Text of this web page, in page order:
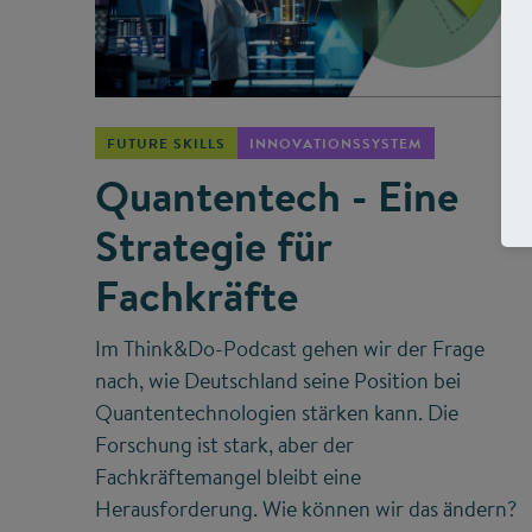
FUTURE SKILLS INNOVATIONSSYSTEM
Quantentech - Eine
Strategie für
Fachkräfte
Im Think&Do-Podcast gehen wir der Frage
nach, wie Deutschland seine Position bei
Quantentechnologien stärken kann. Die
Forschung ist stark, aber der
Fachkräftemangel bleibt eine
Herausforderung. Wie können wir das ändern?